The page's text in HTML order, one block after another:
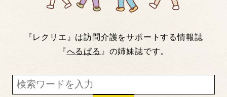
『レクリエ』は訪問介護をサポートする情報誌
『へるぱる 』の姉妹誌です。